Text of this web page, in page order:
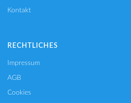
Kontakt
RECHTLICHES
Impressum
AGB
Cookies